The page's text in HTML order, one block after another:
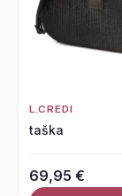
L.CREDI
taška
69,95 €